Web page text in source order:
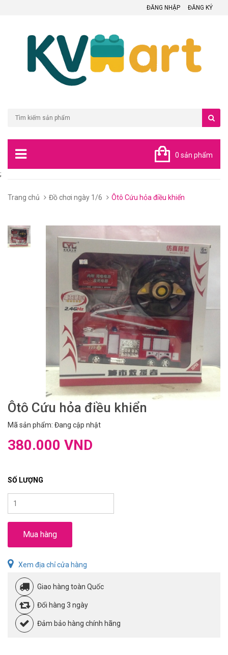
ĐĂNG NHẬP ĐĂNG KÝ
0 sản phẩm
;
Trang chủ Đồ chơi ngày 1/6 Ôtô Cứu hỏa điều khiển
Ôtô Cứu hỏa điều khiển
Mã sản phẩm: Đang cập nhật
380.000 VND
SỐ LƯỢNG
Mua hàng
Xem địa chỉ cửa hàng
Giao hàng toàn Quốc
Đổi hàng 3 ngày
Đảm bảo hàng chính hãng